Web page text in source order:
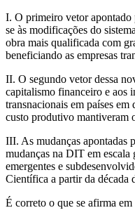
I. O primeiro vetor
se às modificações do
obra mais qualificada com
beneficiando as empresas
II. O segundo vetor dessa
capitalismo financeiro e aos
transnacionais em países
custo produtivo mantiveram
III. As mudanças apontadas
mudanças na DIT em
emergentes e
Científica a partir da década
É correto o que se afirma em